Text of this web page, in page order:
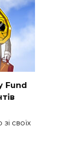
Fund
своїх